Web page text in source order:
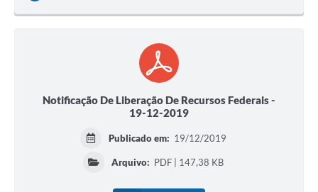
Notificação De Liberação De Recursos Federais -
19-12-2019
Publicado em: 19/12/2019
Arquivo: PDF | 147,38 KB